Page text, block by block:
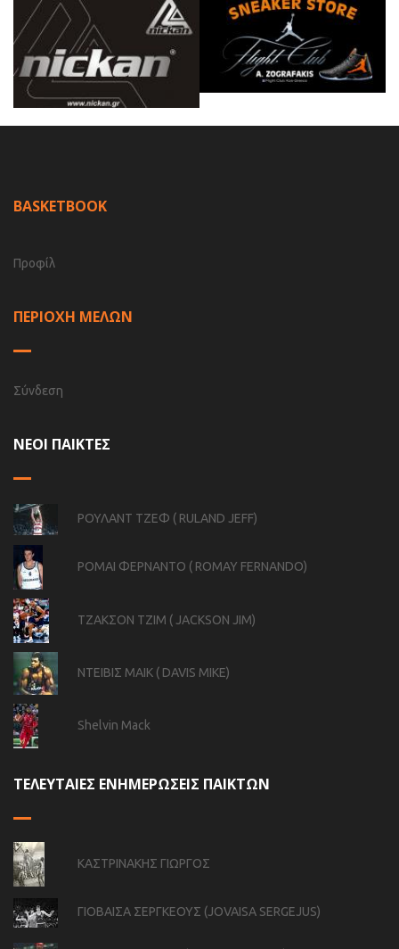
BASKETBOOK
Προφίλ
ΠΕΡΙΟΧΗ ΜΕΛΩΝ
Σύνδεση
ΝΕΟΙ ΠΑΙΚΤΕΣ
ΡΟΥΛΑΝΤ ΤΖΕΦ ( RULAND JEFF)
ΡΟΜΑΙ ΦΕΡΝΑΝΤΟ ( ROMAY FERNANDO)
ΤΖΑΚΣΟΝ ΤΖΙΜ ( JACKSON JIM)
ΝΤΕΙΒΙΣ ΜΑΙΚ ( DAVIS MIKE)
Shelvin Mack
ΤΕΛΕΥΤΑΙΕΣ ΕΝΗΜΕΡΩΣΕΙΣ ΠΑΙΚΤΩΝ
ΚΑΣΤΡΙΝΑΚΗΣ ΓΙΩΡΓΟΣ
ΓΙΟΒΑΙΣΑ ΣΕΡΓΚΕΟΥΣ (JOVAISA SERGEJUS)